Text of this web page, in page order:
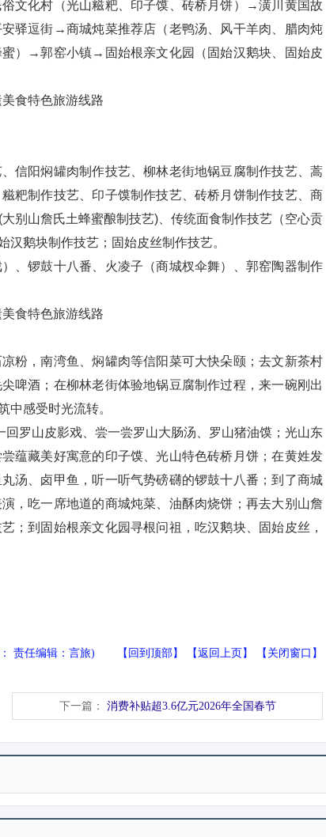
文化村（光山糍粑、印子馍、砖桥月饼）→潢川黄国故
驿逗街→商城炖菜推荐店（老鸭汤、风干羊肉、腊肉炖
）→郭窑小镇→固始根亲文化园（固始汉鹅块、固始皮
阳焖罐肉制作技艺、柳林老街地锅豆腐制作技艺、蒿
粑制作技艺、印子馍制作技艺、砖桥月饼制作技艺、商
别山詹氏土蜂蜜酿制技艺)、传统面食制作技艺（空心贡
鹅块制作技艺；固始皮丝制作技艺。
锣鼓十八番、火凌子（商城杈伞舞）、郭窑陶器制作
，南湾鱼、焖罐肉等信阳菜可大快朵颐；去文新茶村
啤酒；在柳林老街体验地锅豆腐制作过程，来一碗刚出
中感受时光流转。
罗山皮影戏、尝一尝罗山大肠汤、罗山猪油馍；光山东
蕴藏美好寓意的印子馍、光山特色砖桥月饼；在黄姓发
汤、卤甲鱼，听一听气势磅礴的锣鼓十八番；到了商城
，吃一席地道的商城炖菜、油酥肉烧饼；再去大别山詹
；到固始根亲文化园寻根问祖，吃汉鹅块、固始皮丝，
： 责任编辑：言旅) 【 回到顶部】 【返回上页 】 【 关闭窗口 】
下一篇： 消费补贴超3.6亿元2026年全国春节